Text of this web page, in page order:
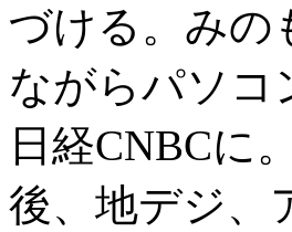
づける。みの
ながらパソコ
日経CNBCに
後、地デジ、